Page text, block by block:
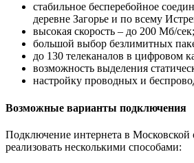
стабильное бесперебойное
деревне Загорье и по всему
высокая скорость – до 200 Мб/сек;
большой выбор безлимитных
до 130 телеканалов в цифровом
возможность выделения
настройку проводных и
Возможные варианты подключения
Подключение интернета в Московской
реализовать несколькими способами: